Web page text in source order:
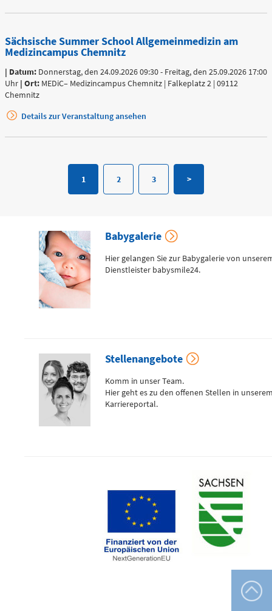
Bereitschaftspraxis der KVS
AllgemeinmedizinischerBehandlungsbereich
AugenärztlicherBehandlungsbereich
Chirurgischer
Behandlungsbereich
Flemmingstraße 4, Haus B (Zugang über Seiteneingang
bereitschaftspraxen.116117.de
Anfahrtskarte (PDF)
Notfallnummern drucken
Sächsische Summer School Allgemeinmedizin am
Medizincampus Chemnitz
| Datum: Donnerstag, den 24.09.2026 09:30 - Freitag, den 25.09.2026 17:00
Uhr | Ort: MEDiC– Medizincampus Chemnitz | Falkeplatz 2 | 09112
Chemnitz
Details zur Veranstaltung ansehen
1 2 3 >
Babygalerie
Hier gelangen Sie zur Babygalerie von
Dienstleister babysmile24.
Stellenangebote
Komm in unser Team.
Hier geht es zu den offenen Stellen in
Karriereportal.